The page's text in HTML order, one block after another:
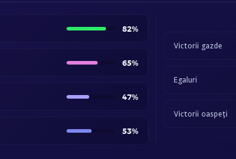
82%
65%
47%
53%
Victorii gazde
Egaluri
Victorii oaspeți